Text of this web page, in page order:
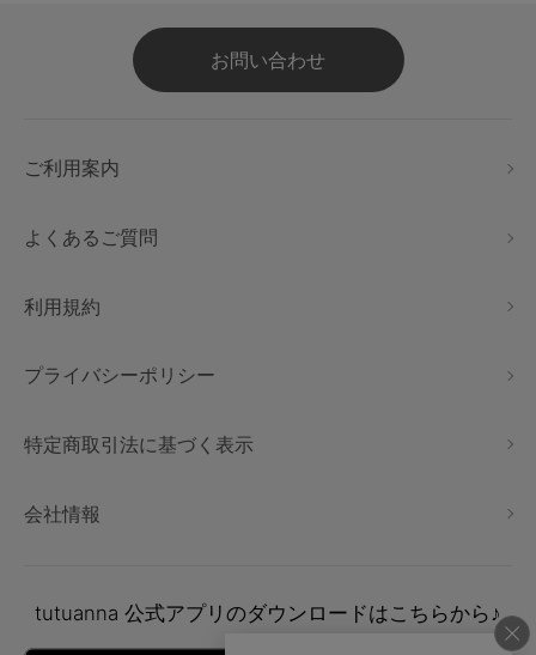
お問い合わせ
ご利用案内
よくあるご質問
利用規約
プライバシーポリシー
特定商取引法に基づく表示
会社情報
tutuanna 公式アプリのダウンロードはこちらから♪